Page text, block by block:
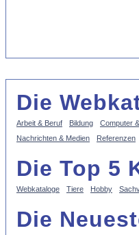
Die
Arbeit & Beruf Bildung Computer
Nachrichten & Medien
Referenzen
Die Top 5
Webkataloge Tiere Hobby
Die